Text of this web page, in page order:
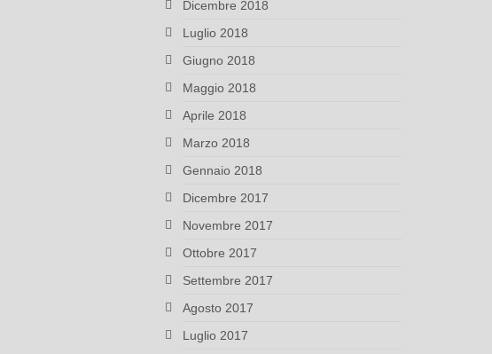
Dicembre 2018
Luglio 2018
Giugno 2018
Maggio 2018
Aprile 2018
Marzo 2018
Gennaio 2018
Dicembre 2017
Novembre 2017
Ottobre 2017
Settembre 2017
Agosto 2017
Luglio 2017